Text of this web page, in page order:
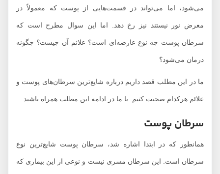
می‌شود، اما می‌تواند در قسمت‌هایی از پوست که معمولاً در
معرض نور نیستند نیز رخ دهد. اما این سوال مطرح است که
سرطان پوست چه نوع عارضه‌ای است؟ علائم آن چیست؟ چگونه
درمان می‌شود؟
ما در این مطلب قصد داریم درباره شایع‌ترین سرطان‌های پوست و
علائم هرکدام صحبت کنیم. با ما در ادامه این مطلب همراه باشید.
سرطان پوست
همانطور که در ابتدا اشاره شد، سرطان پوست شایع‌ترین نوع
سرطان است. این سرطان مسری نیست و نوعی از این بیماری که